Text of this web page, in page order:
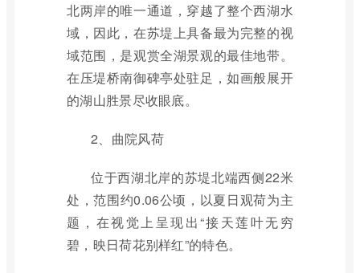
北两岸的唯一通道，穿越了整个西湖水
域，因此，在苏堤上具备最为完整的视
域范围，是观赏全湖景观的最佳地带。
在压堤桥南御碑亭处驻足，如画般展开
的湖山胜景尽收眼底。
2、曲院风荷
位于西湖北岸的苏堤北端西侧22米
处，范围约0.06公顷，以夏日观荷为主
题，在视觉上呈现出“接天莲叶无穷
碧，映日荷花别样红”的特色。